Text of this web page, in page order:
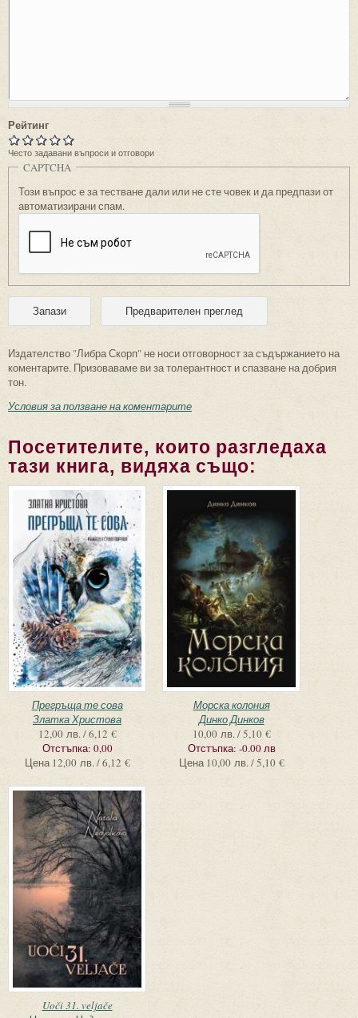
Рейтинг
Често задавани въпроси и отговори
CAPTCHA
Този въпрос е за тестване дали или не сте човек и да предпази от
автоматизирани спам.
Издателство "Либра Скорп" не носи отговорност за съдържанието на
коментарите. Призоваваме ви за толерантност и спазване на добрия
тон.
Условия за ползване на коментарите
Посетителите, които разгледаха
тази книга, видяха също:
Прегръща те сова
Златка Христова
12,00 лв. / 6,12 €
Отстъпка: 0,00
Цена 12,00 лв. / 6,12 €
Морска колония
Динко Динков
10,00 лв. / 5,10 €
Отстъпка: -0.00 лв
Цена 10,00 лв. / 5,10 €
Uoči 31. veljače